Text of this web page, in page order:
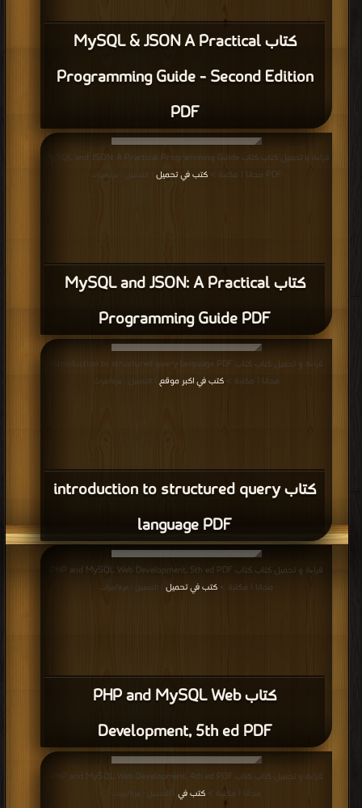
كتاب MySQL & JSON A Practical
Programming Guide - Second Edition
PDF
كتاب MySQL and JSON: A Practical
Programming Guide PDF
قراءة و تحميل كتاب كتاب MySQL and JSON: A Practical Programming Guide
PDF مجانا | مكتبة >
كتب في تحميل | التحميل : مرة/مرات
كتاب introduction to structured query
language PDF
قراءة و تحميل كتاب كتاب introduction to structured query language PDF
مجانا | مكتبة >كتب في اكبر موقع | التحميل : مرة/مرات
كتاب PHP and MySQL Web
Development, 5th ed PDF
قراءة و تحميل كتاب كتاب PHP and MySQL Web Development, 5th ed PDF
مجانا | مكتبة >كتب في تحميل | التحميل : مرة/مرات
قراءة و تحميل كتاب كتاب PHP and MySQL Web Development, 4th ed PDF
مجانا | مكتبة >كتب في | التحميل : مرة/مرات